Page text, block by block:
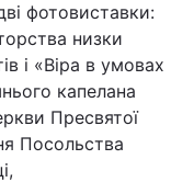
фотовиставки:
низки
і «Віра в умовах
капелана
Пресвятої
Посольства